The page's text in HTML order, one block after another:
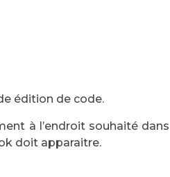
édition de code.
à l’endroit souhaité dans
doit apparaitre.